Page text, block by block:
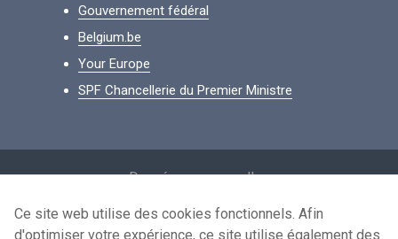
Gouvernement fédéral
Belgium.be
Your Europe
SPF Chancellerie du Premier Ministre
Données personnelles
Conditions de réutilisation
Ce site web utilise des cookies fonctionnels. Afin
d'optimiser votre expérience, ce site utilise également des